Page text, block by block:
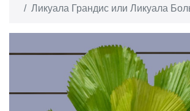
Ликуала Грандис или Ликуала